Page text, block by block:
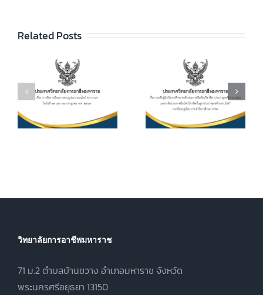
Related Postsศึกษาระดับ
ประกาศนียบัตร
วิชาชีพ (ปวช.)
พุทธศักราช
2562 และระดับ
ประกาศนียบัตร
ฤดูร้อน ประจำปี
ประกาศวิทยา
กำหนดการ และ
อัตราการจัดเก็บ
ค่าบำรุงการ
ศึกษา ค่า
หน่วยกิตรายวิชา
วิทยาลัยการอาชีพมหาราช
71 ม.2 ตำบลบ้านขวาง อำเภอมหาราช จังหวัด
พระนครศรีอยุธยา 13150